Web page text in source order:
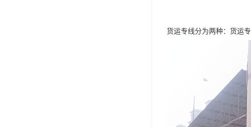
货运专线分为两种：货运